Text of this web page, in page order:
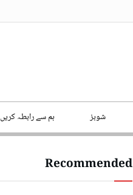
شوبز ہم سے رابطہ کریں
Recommended